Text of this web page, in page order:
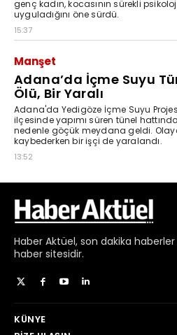
Haber Aktüel, son dakika haberler
haber sitesidir.
KÜNYE